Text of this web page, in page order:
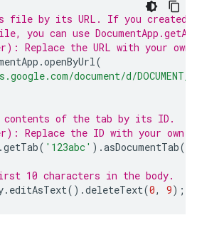
file by its URL. If you created
you can use
Replace the URL with your own.
.openByUrl(
document/d/
contents of the tab by its ID.
Replace the ID with your own.
.getTab( '123abc' ).asDocumentTab().
10 characters in the body.
. editAsText().deleteText(0, 9);